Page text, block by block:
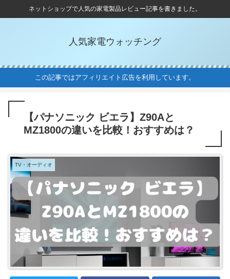
ネットショップで人気の家電製品レビュー記事を書きました。
人気家電ウォッチング
この記事ではアフィリエイト広告を利用しています。
【パナソニック ビエラ】Z90Aと
MZ1800の違いを比較！おすすめは？
TV・オーディオ